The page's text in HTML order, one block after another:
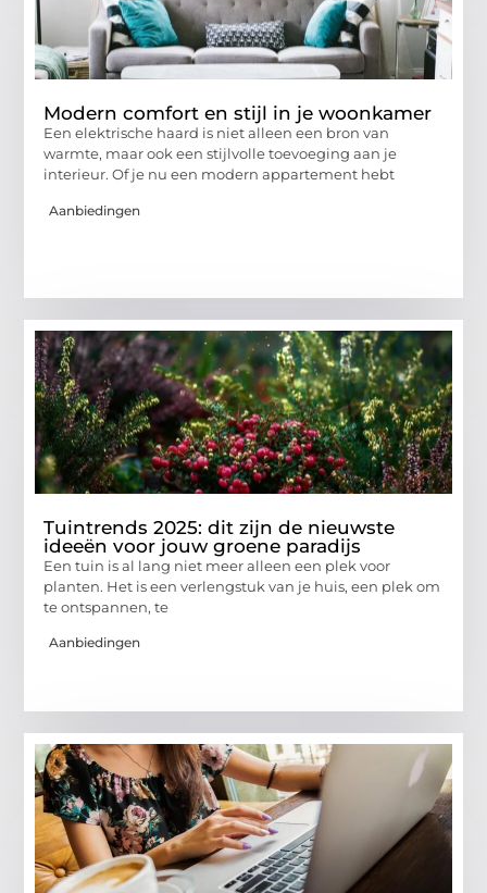
Modern comfort en stijl in je woonkamer
Een elektrische haard is niet alleen een bron van
warmte, maar ook een stijlvolle toevoeging aan je
interieur. Of je nu een modern appartement hebt
Aanbiedingen
Tuintrends 2025: dit zijn de nieuwste
ideeën voor jouw groene paradijs
Een tuin is al lang niet meer alleen een plek voor
planten. Het is een verlengstuk van je huis, een plek om
te ontspannen, te
Aanbiedingen